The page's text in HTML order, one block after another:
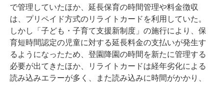
で管理していたほか、延長保育の時間管理や料金徴収
は、プリペイド方式のリライトカードを利用していた。
しかし「子ども・子育て支援新制度」の施行により、保
育短時間認定の児童に対する延長料金の支払いが発生す
るようになったため、登園降園の時間を新たに管理する
必要が出てきたほか、リライトカードは経年劣化による
読み込みエラーが多く、また読み込みに時間がかかり、